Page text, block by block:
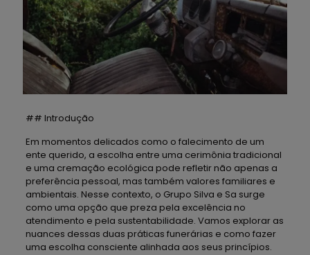
## Introdução
Em momentos delicados como o falecimento de um
ente querido, a escolha entre uma cerimônia tradicional
e uma cremação ecológica pode refletir não apenas a
preferência pessoal, mas também valores familiares e
ambientais. Nesse contexto, o Grupo Silva e Sa surge
como uma opção que preza pela excelência no
atendimento e pela sustentabilidade. Vamos explorar as
nuances dessas duas práticas funerárias e como fazer
uma escolha consciente alinhada aos seus princípios.